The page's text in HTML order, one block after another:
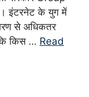
इंटरनेट के युग में
से अधिकतर
किस … Read